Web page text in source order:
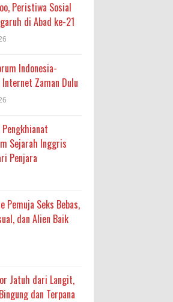
Peristiwa Sosial
di Abad ke-21
Indonesia-
Zaman Dulu
Sejarah Inggris
Penjara
Pemuja Seks Bebas,
dan Alien Baik
Jatuh dari Langit,
dan Terpana